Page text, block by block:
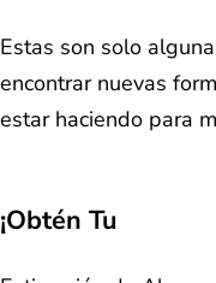
Estas son solo
encontrar nuevas
estar haciendo para
¡Obtén Tu